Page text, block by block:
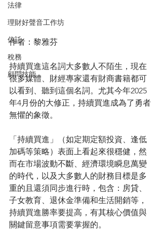
法律
理財好聲音工作坊
信託
稅務
顧問技能
作者：黎雅芬
持續買進這名詞大多數人不陌生，現在
很多媒體、財經專家還有財商書籍都可
以看到、聽到這個名詞。尤其今年2025
年4月份的大修正，持續買進成為了勇者
無懼的象徵。
「持續買進」（如定期定額投資、逢低
加碼等策略）表面上看起來很穩健，然
而在市場波動不斷、經濟環境瞬息萬變
的時代，以及大多數人的財務目標是多
重的且還須同步進行時，包含：房貸、
子女教育、退休金準備和生活開銷等，
持續買進勝率要提高，有其核心價值與
關鍵留意事項需要掌握的。